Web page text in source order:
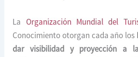
La Organización Mundial del
Conocimiento otorgan cada año los
dar visibilidad y proyección a